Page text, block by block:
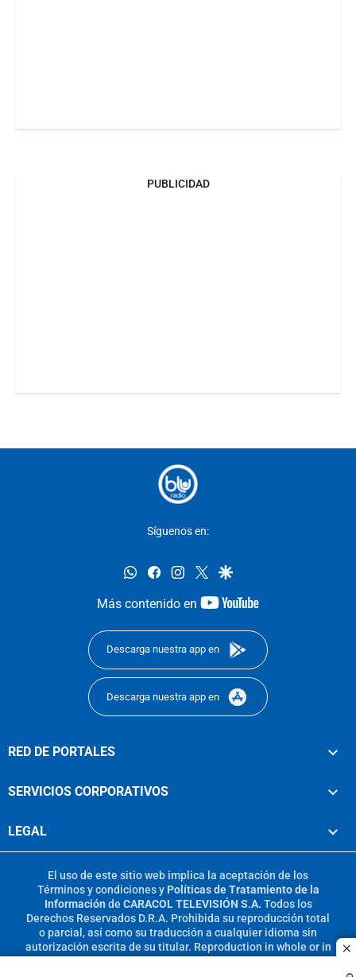
PUBLICIDAD
Síguenos en:
whatsappfacebookinstagram
twittergoogle
Más contenido en
youtube-
Descarga nuestra app en
Descarga nuestra app en
RED DE PORTALES
SERVICIOS CORPORATIVOS
LEGAL
El uso de este sitio web implica la aceptación de los
Términos y condicionesy Políticas de Tratamiento de la
Información de CARACOL TELEVISIÓN S.A. Todos los
Derechos Reservados D.R.A. Prohibida su reproducción total
o parcial, así como su traducción a cualquier idioma sin
autorización escrita de su titular. Reproduction in whole or in